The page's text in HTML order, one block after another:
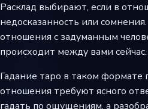
Расклад выбирают, если в
недосказанность или
отношения с задуманным
происходит между вами сейчас.
Гадание таро в таком формате
отношения требуют ясного
гадать по ощущениям, а